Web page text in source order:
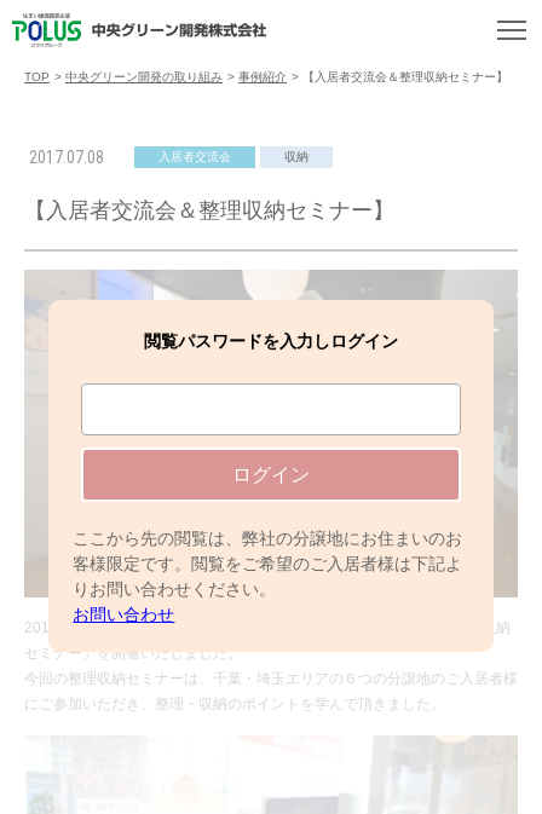
TOP > 中央グリーン開発の取り組み > 事例紹介 > 【入居者交流会＆整理収納セミナー】
2017.07.08 入居者交流会 収納
【入居者交流会＆整理収納セミナー】
閲覧パスワードを入力しログイン
ログイン
ここから先の閲覧は、弊社の分譲地にお住まいのお
客様限定です。閲覧をご希望のご入居者様は下記よ
りお問い合わせください。
お問い合わせ
2017年7月8日（土）、ご入居者様の「はじめまして交流会」＆「整理収納
セミナー」を開催いたしました。
今回の整理収納セミナーは、千葉・埼玉エリアの６つの分譲地のご入居者様
にご参加いただき、整理・収納のポイントを学んで頂きました。